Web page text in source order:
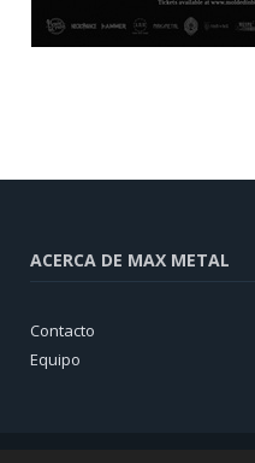
ACERCA DE MAX METAL
Contacto
Equipo